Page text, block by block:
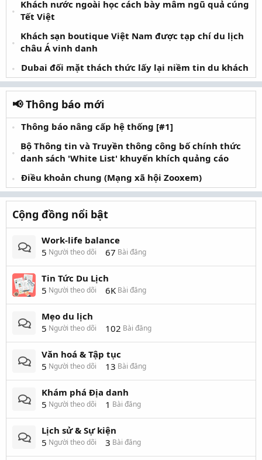
Khách nước ngoài học cách bày mâm ngũ quả cúng
Tết Việt
Khách sạn boutique Việt Nam được tạp chí du lịch
châu Á vinh danh
Dubai đối mặt thách thức lấy lại niềm tin du khách
📢 Thông báo mới
Thông báo nâng cấp hệ thống [#1]
Bộ Thông tin và Truyền thông công bố chính thức
danh sách 'White List' khuyến khích quảng cáo
Điều khoản chung (Mạng xã hội Zooxem)
Cộng đồng nổi bật
Work-life balance
5 Người theo dõi 67 Bài đăng
Tin Tức Du Lịch
5 Người theo dõi 6K Bài đăng
Mẹo du lịch
5 Người theo dõi 102 Bài đăng
Văn hoá & Tập tục
5 Người theo dõi 13 Bài đăng
Khám phá Địa danh
5 Người theo dõi 1 Bài đăng
Lịch sử & Sự kiện
5 Người theo dõi 3 Bài đăng